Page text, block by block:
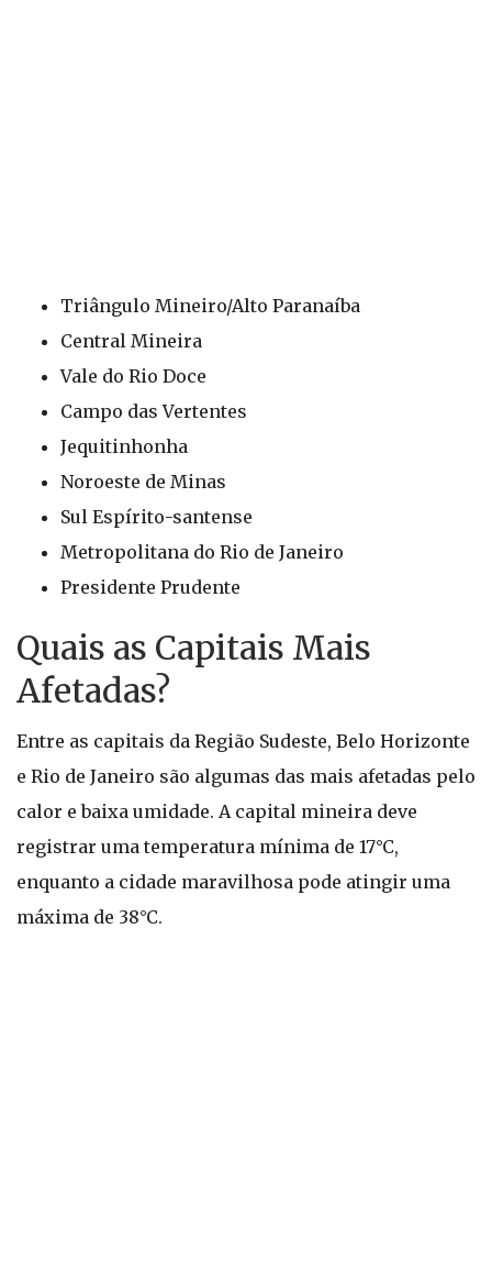
Triângulo Mineiro/Alto Paranaíba
Central Mineira
Vale do Rio Doce
Campo das Vertentes
Jequitinhonha
Noroeste de Minas
Sul Espírito-santense
Metropolitana do Rio de Janeiro
Presidente Prudente
Quais as Capitais Mais
Afetadas?
Entre as capitais da Região Sudeste, Belo Horizonte
e Rio de Janeiro são algumas das mais afetadas pelo
calor e baixa umidade. A capital mineira deve
registrar uma temperatura mínima de 17°C,
enquanto a cidade maravilhosa pode atingir uma
máxima de 38°C.